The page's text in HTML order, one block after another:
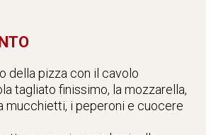
della pizza con il cavolo
tagliato finissimo, la mozzarella,
mucchietti, i peperoni e cuocere